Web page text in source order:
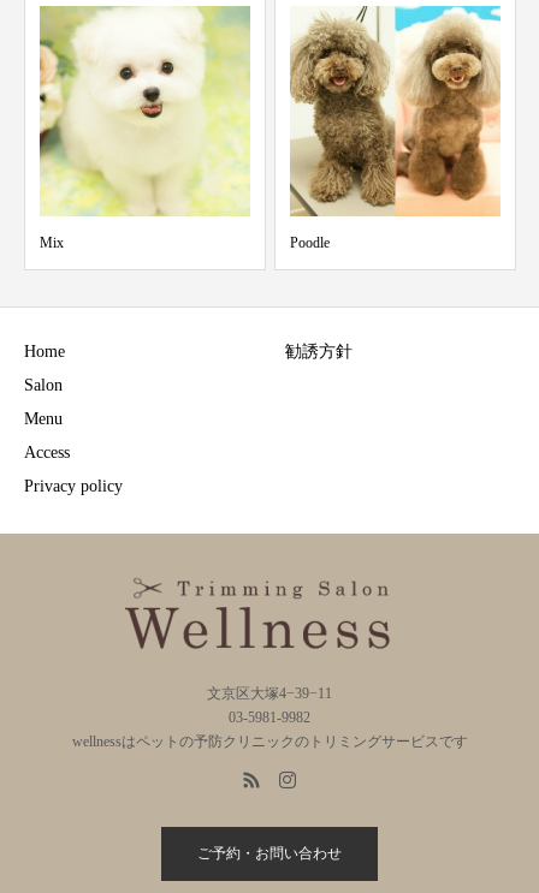
Mix Poodle
Home
Salon
Menu
Access
Privacy policy
勧誘方針
文京区大塚4−39−11
03-5981-9982
wellnessはペットの予防クリニックのトリミングサービスです
ご予約・お問い合わせ